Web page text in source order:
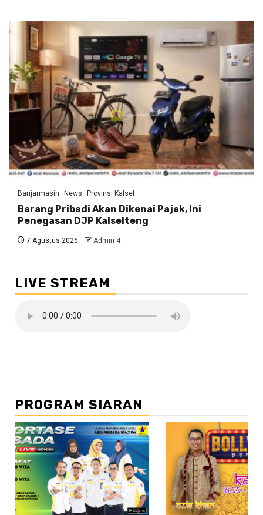
Banjarmasin News Provinsi Kalsel
Barang Pribadi Akan Dikenai Pajak, Ini
Penegasan DJP Kalselteng
7 Agustus 2026 Admin 4
LIVE STREAM
PROGRAM SIARAN
//2